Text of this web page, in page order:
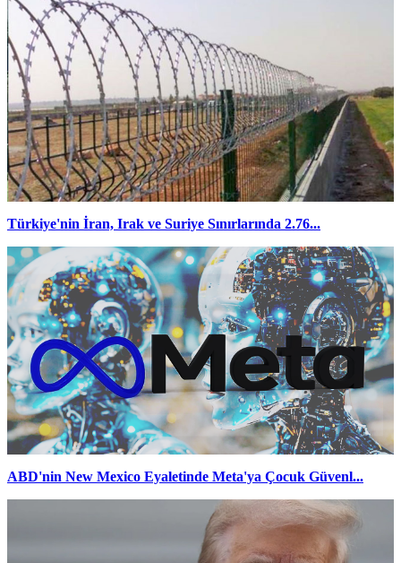
Türkiye'nin İran, Irak ve Suriye Sınırlarında 2.76...
ABD'nin New Mexico Eyaletinde Meta'ya Çocuk Güvenl...